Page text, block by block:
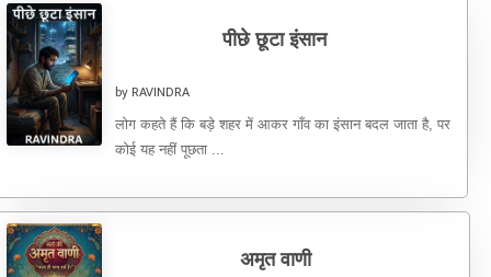
पीछे छूटा इंसान
by RAVINDRA
लोग कहते हैं कि बड़े शहर में आकर गाँव का इंसान बदल जाता है, पर
कोई यह नहीं पूछता ...
अमृत वाणी